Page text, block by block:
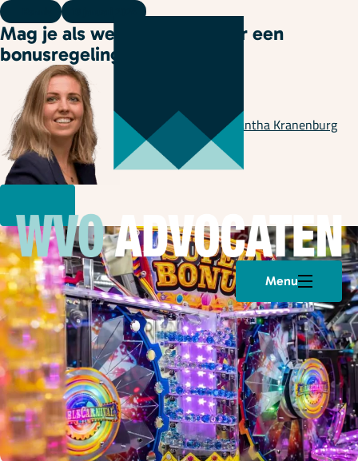
Menu
Onze specialisaties
Kennisbank
Plan een afspraak
Mag je als werkgever zomaar een
bonusregeling aanpassen?
Geschreven door Samantha Kranenburg